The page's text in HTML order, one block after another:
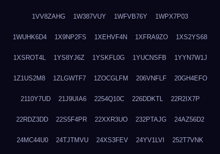
1VV8ZAHG 1W387VUY 1WFVB76Y 1WPX7P03
1WUHK6D4 1X9NP2FS 1XEHVF4N 1XFRA9ZO 1XS2YS68
1XSROT4L 1YS8YJ6Z 1YSKFL0G 1YUCNSFB 1YYN7W1J
1Z1US2M8 1ZLGWTF7 1ZOCGLFM 206VNFLF 20GH4EFO
2110Y7UD 21J9UIA6 2254Q10C 226DDKTL 22R2IX7P
22RDZ3DD 22S5F4PR 22XXR3UO 232PTAJG 24AZ56D2
24MC44U0 24TJTMVU 24XS3FEV 24YV1LVI 252T7VNK